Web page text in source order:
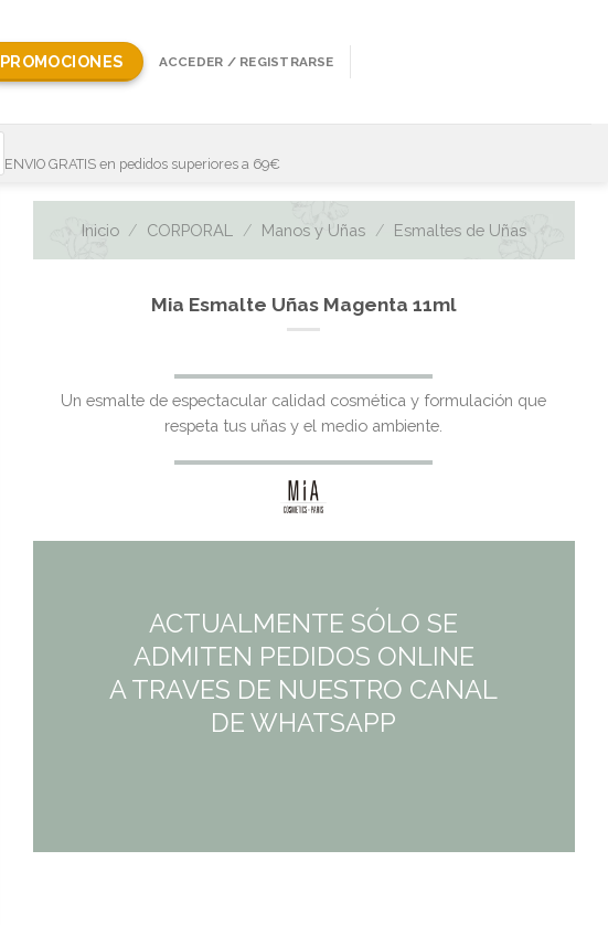
PROMOCIONES ACCEDER / REGISTRARSE
ENVIO GRATIS en pedidos superiores a 69€
Inicio / CORPORAL / Manos y Uñas / Esmaltes de Uñas
Mia Esmalte Uñas Magenta 11ml
Un esmalte de espectacular calidad cosmética y formulación que
respeta tus uñas y el medio ambiente.
ACTUALMENTE SÓLO SE
ADMITEN PEDIDOS ONLINE
A TRAVES DE NUESTRO CANAL
DE WHATSAPP